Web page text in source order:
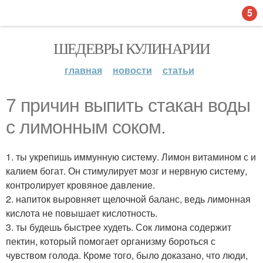
ШЕДЕВРЫ КУЛИНАРИИ
главная новости статьи
7 причин выпить стакан воды
с лимонным соком.
1. ты укрепишь иммунную систему. Лимон витамином с и
калием богат. Он стимулирует мозг и нервную систему,
контролирует кровяное давление.
2. напиток выровняет щелочной баланс, ведь лимонная
кислота не повышает кислотность.
3. ты будешь быстрее худеть. Сок лимона содержит
пектин, который помогает организму бороться с
чувством голода. Кроме того, было доказано, что люди,
5